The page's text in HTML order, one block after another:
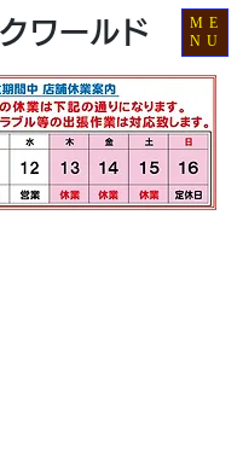
ワールド
ME
NU